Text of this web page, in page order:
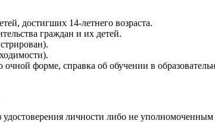
достигших 14-летнего возраста.
граждан и их детей.
очной форме, справка об обучении в
удостоверения личности либо не